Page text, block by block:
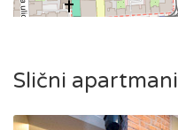
Slični apartmani